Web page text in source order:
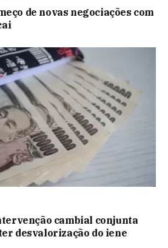
de novas negociações com
cambial conjunta
desvalorização do iene